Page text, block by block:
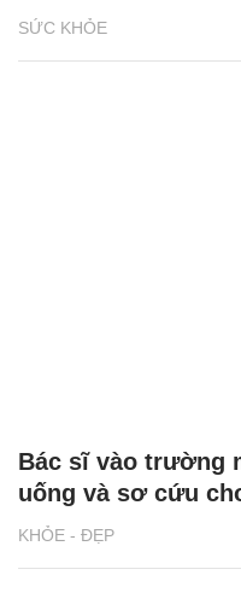
SỨC KHỎE
KHỎE - ĐẸP
Bác sĩ vào trường
uống và sơ cứu